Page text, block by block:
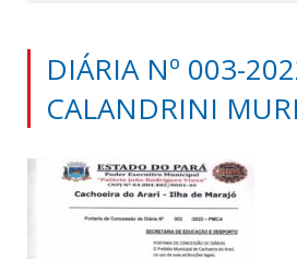
DIÁRIA Nº 003-
CALANDRINI